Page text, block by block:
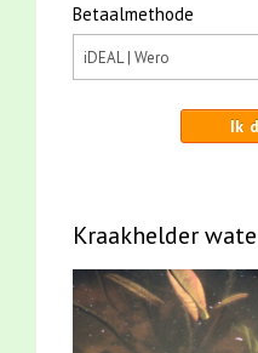
Betaalmethode
Ik
Kraakhelder